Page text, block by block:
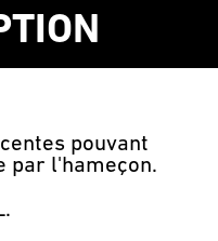
pouvant
par l'hameçon.